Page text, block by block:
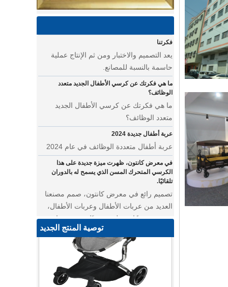
يوم في ورشة عمل تجميع عربة الأطفال
يعد التصميم والاختبار ومن ثم الإنتاج عملية
ما هي فكرتك عن كرسي الأطفال الجديد متعدد
الوظائف؟
ما هي فكرتك عن كرسي الأطفال الجديد
عربة أطفال جديدة 2024
عربة أطفال متعددة الوظائف في عام 2024
في معرض كانتون، ظهرت ميزة جديدة على هذا
الكرسي المتحرك المسن الذي يسمح له بالدوران
تلقائيًا.
تصميم رائع في معرض كانتون، صمم مصنعنا
من معرض كانتون ليس بعيدًا عن مصنعنا.
أين يمكننا أن نذهب بأوشحة الأطفال على ظهورنا؟
عربة أطفال متعددة الوظائف للتوأم
• نقدم لك أحدث تصميماتنا - عربة أطفال
متعددة الوظائف تتميز بالأناقة والروعة. تتميز
عربة الحيوانات الأليفة هذه بمساحة مدمجة
كبيرة لصديقك ذو الفراء، مما يوفر له رحلة
توصية المنتج الجديد